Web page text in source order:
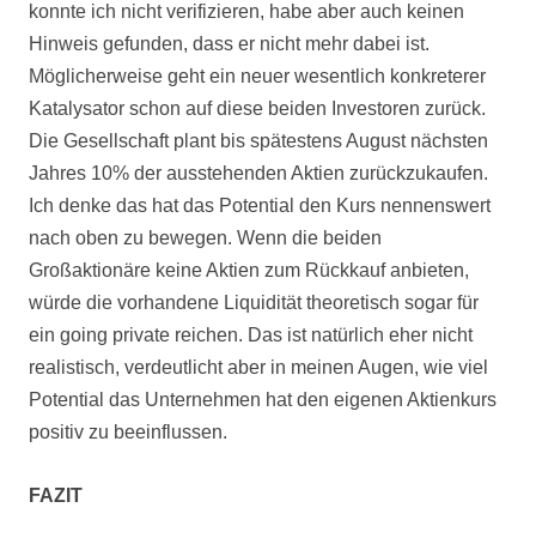
konnte ich nicht verifizieren, habe aber auch keinen
Hinweis gefunden, dass er nicht mehr dabei ist.
Möglicherweise geht ein neuer wesentlich konkreterer
Katalysator schon auf diese beiden Investoren zurück.
Die Gesellschaft plant bis spätestens August nächsten
Jahres 10% der ausstehenden Aktien zurückzukaufen.
Ich denke das hat das Potential den Kurs nennenswert
nach oben zu bewegen. Wenn die beiden
Großaktionäre keine Aktien zum Rückkauf anbieten,
würde die vorhandene Liquidität theoretisch sogar für
ein going private reichen. Das ist natürlich eher nicht
realistisch, verdeutlicht aber in meinen Augen, wie viel
Potential das Unternehmen hat den eigenen Aktienkurs
positiv zu beeinflussen.
FAZIT